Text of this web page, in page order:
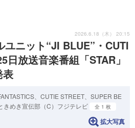
ニット“JI BLUE”・CUTI
日放送音楽番組「STAR」
表
2026.6.18（木） 20:15
、CUTIE STREET、SUPER BE
きめき宣伝部（C）フジテレビ
全 1 枚
拡大写真